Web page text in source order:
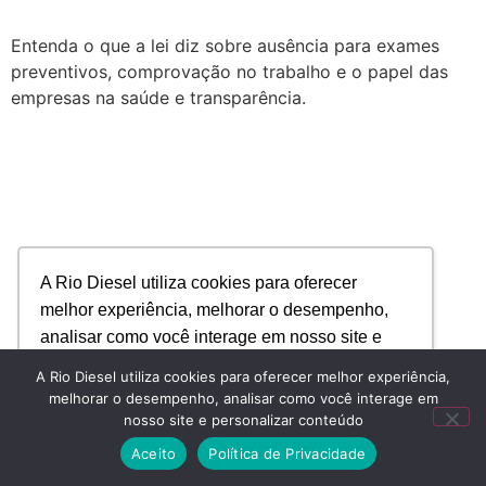
A Rio Diesel utiliza cookies para oferecer
melhor experiência, melhorar o desempenho,
analisar como você interage em nosso site e
Recusar Cookies Aceitar Cookies
Entenda o que a lei diz sobre ausência para exames
preventivos, comprovação no trabalho e o papel das
empresas na saúde e transparência.
A Rio Diesel utiliza cookies para oferecer melhor experiência,
melhorar o desempenho, analisar como você interage em
nosso site e personalizar conteúdo
Aceito
Política de Privacidade